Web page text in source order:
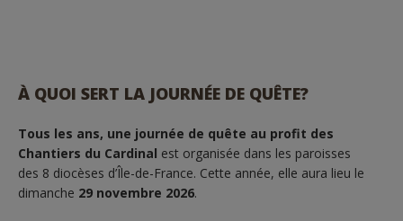
À QUOI SERT LA JOURNÉE DE QUÊTE?
Tous les ans, une journée de quête au profit des
Chantiers du Cardinal est organisée dans les paroisses
des 8 diocèses d’Île-de-France. Cette année, elle aura lieu le
dimanche 29 novembre 2026.